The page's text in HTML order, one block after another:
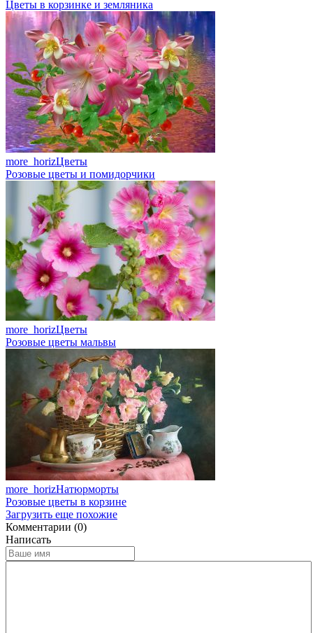
Цветы в корзинке и земляника
more_horizЦветы
Розовые цветы и помидорчики
more_horizЦветы
Розовые цветы мальвы
more_horizНатюрморты
Розовые цветы в корзине
Загрузить еще похожие
Комментарии (0)
Написать